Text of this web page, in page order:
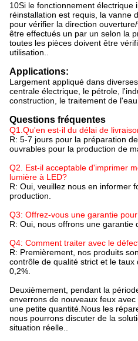
10Si le fonctionnement électrique
réinstallation est requis, la vanne
pour vérifier la direction
être effectués un par un selon la
toutes les pièces doivent être
utilisation..
Applications:
Largement appliqué dans
centrale électrique, le pétrole,
construction, le traitement de
Questions fréquentes
Q1.Qu'en est-il du délai de
R: 5-7 jours pour la préparation
ouvrables pour la production de
Q2. Est-il acceptable d'imprimer
lumière à LED?
R: Oui, veuillez nous en informer
production.
Q3: Offrez-vous une garantie
R: Oui, nous offrons une garantie
Q4: Comment traiter avec le
R: Premièrement, nos produits
contrôle de qualité strict et le
0,2%.
Deuxièmement, pendant la
enverrons de nouveaux feux
une petite quantité.Nous les
nous pourrons discuter de la
situation réelle..